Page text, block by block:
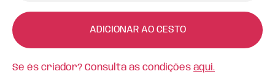
ADICIONAR AO CESTO
Se és criador? Consulta as condições aqui.